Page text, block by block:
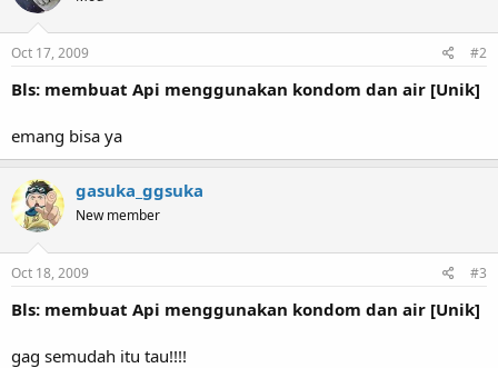
Oct 17, 2009 #2
Bls: membuat Api menggunakan kondom dan air [Unik]
emang bisa ya
gasuka_ggsuka
New member
Oct 18, 2009 #3
Bls: membuat Api menggunakan kondom dan air [Unik]
gag semudah itu tau!!!!